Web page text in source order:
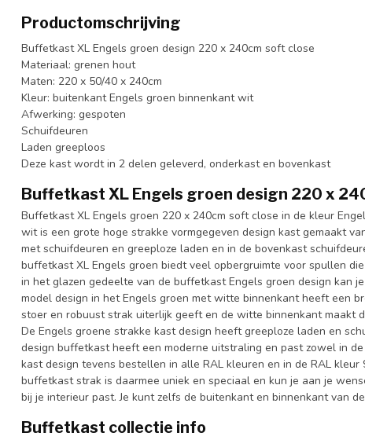
Productomschrijving
Buffetkast XL Engels groen design 220 x 240cm soft close
Materiaal: grenen hout
Maten: 220 x 50/40 x 240cm
Kleur: buitenkant Engels groen binnenkant wit
Afwerking: gespoten
Schuifdeuren
Laden greeploos
Deze kast wordt in 2 delen geleverd, onderkast en bovenkast
Buffetkast XL Engels groen design 220 x
Buffetkast XL Engels groen 220 x 240cm soft close in de kleur
wit is een grote hoge strakke vormgegeven design kast gemaakt
met schuifdeuren en greeploze laden en in de bovenkast
buffetkast XL Engels groen biedt veel opbergruimte voor spullen
in het glazen gedeelte van de buffetkast Engels groen design kan
model design in het Engels groen met witte binnenkant heeft een
stoer en robuust strak uiterlijk geeft en de witte binnenkant maakt
De Engels groene strakke kast design heeft greeploze laden en
design buffetkast heeft een moderne uitstraling en past zowel in
kast design tevens bestellen in alle RAL kleuren en in de RAL kleur
buffetkast strak is daarmee uniek en speciaal en kun je aan je
bij je interieur past. Je kunt zelfs de buitenkant en binnenkant van
Buffetkast collectie info